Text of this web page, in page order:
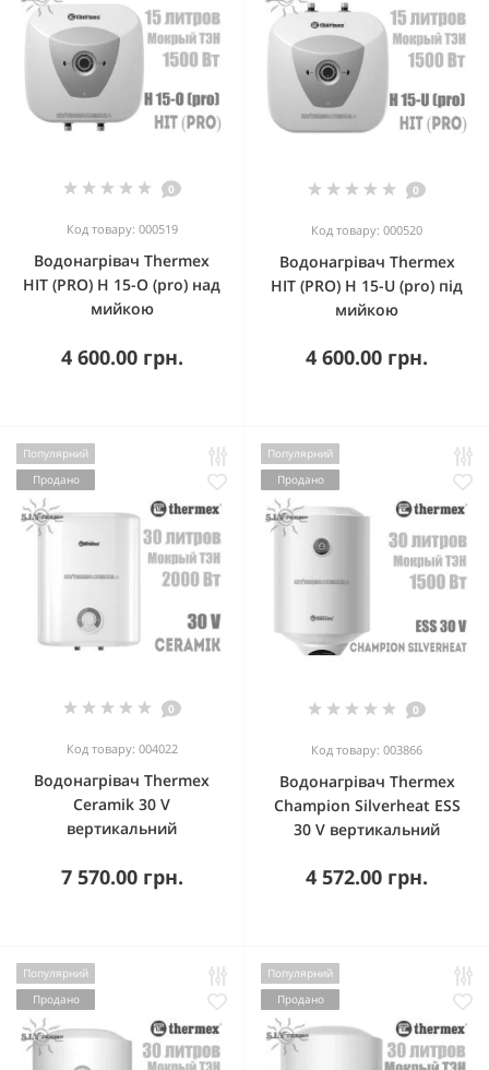
0
Код товару: 000519
Водонагрівач Thermex
HIT (PRO) H 15-O (pro) над
мийкою
4 600.00 грн.
0
Код товару: 000520
Водонагрівач Thermex
HIT (PRO) H 15-U (pro) під
мийкою
4 600.00 грн.
Популярний
Продано
0
Код товару: 004022
Водонагрівач Thermex
Ceramik 30 V
вертикальний
7 570.00 грн.
Популярний
Продано
0
Код товару: 003866
Водонагрівач Thermex
Champion Silverheat ESS
30 V вертикальний
4 572.00 грн.
Популярний
Продано
Популярний
Продано